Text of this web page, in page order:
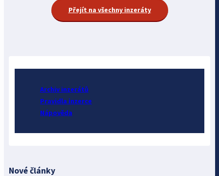
Přejít na všechny inzeráty
Archiv inzerátů
Pravidla inzerce
Nápověda
Nové články